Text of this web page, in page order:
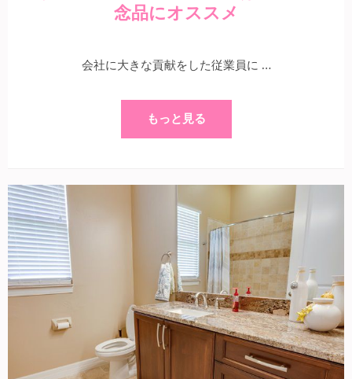
念品にオススメ
会社に大きな貢献をした従業員に …
もっと見る